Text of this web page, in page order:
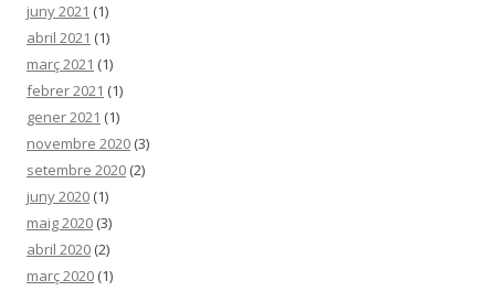
juny 2021 (1)
abril 2021 (1)
març 2021 (1)
febrer 2021 (1)
gener 2021 (1)
novembre 2020 (3)
setembre 2020 (2)
juny 2020 (1)
maig 2020 (3)
abril 2020 (2)
març 2020 (1)